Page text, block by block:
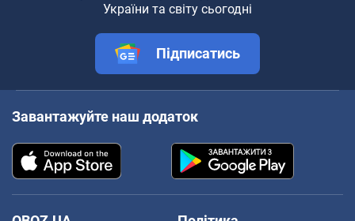
України та світу сьогодні
Підписатись
Завантажуйте наш додаток